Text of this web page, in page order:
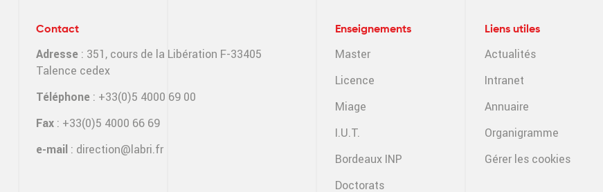
Contact
Adresse : 351, cours de la Libération F-33405
Talence cedex
Téléphone : +33(0)5 4000 69 00
Fax : +33(0)5 4000 66 69
e-mail : direction@labri.fr
Enseignements
Master
Licence
Miage
I.U.T.
Bordeaux INP
Doctorats
Liens utiles
Actualités
Intranet
Annuaire
Organigramme
Gérer les cookies